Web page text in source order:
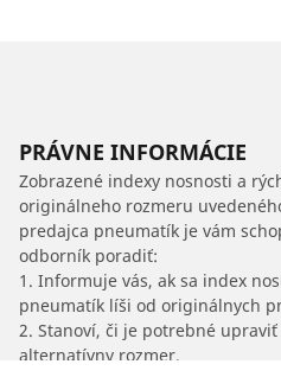
PRÁVNE INFORMÁCIE
Zobrazené indexy nosnosti a
originálneho rozmeru
predajca pneumatík je vám
odborník poradiť:
1. Informuje vás, ak sa index
pneumatík líši od originálnych
2. Stanoví, či je potrebné
alternatívny rozmer.